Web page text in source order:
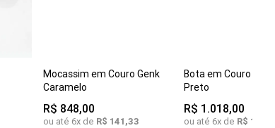
39
Mocassim em Couro Genk
Caramelo
R$ 848,00
ou até 6x de R$ 141,33
35 37 39
Bota em Couro
Preto
R$ 1 .018,00
ou até 6x de R$ 169